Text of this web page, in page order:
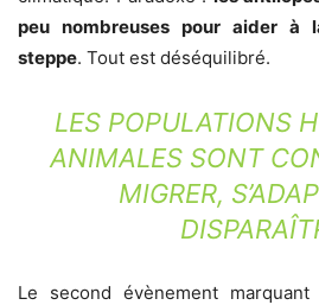
peu nombreuses pour aider à
steppe. Tout est déséquilibré.
LES POPULATIONS
ANIMALES SONT
MIGRER,
Le second évènement